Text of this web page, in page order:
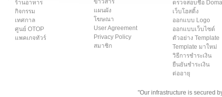
ร้านอาหาร
กิจกรรม
เทศกาล
ศูนย์ OTOP
แพคเกจทัวร์
ข่าวสาร
แผนผัง
โฆษณา
User Agreement
Privacy Policy
สมาชิก
ตรวจสอบชื่อ
เว็บโฮสติ้ง
ออกแบบ Logo
ออกแบบเว็บไซต์
ตัวอย่าง Template
Template มาใหม่
วิธีการชำระเงิน
ยืนยันชำระเงิน
ต่ออายุ
"Our infrastructure is secured